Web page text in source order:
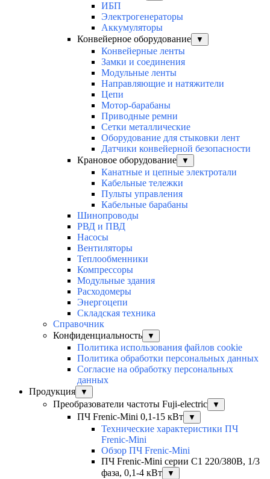
ИБП
Электрогенераторы
Аккумуляторы
Конвейерное оборудование
▼
Конвейерные ленты
Замки и соединения
Модульные ленты
Направляющие и натяжители
Цепи
Мотор-барабаны
Приводные ремни
Сетки металлические
Оборудование для стыковки лент
Датчики конвейерной безопасности
Крановое оборудование
▼
Канатные и цепные электротали
Кабельные тележки
Пульты управления
Кабельные барабаны
Шинопроводы
РВД и ПВД
Насосы
Вентиляторы
Теплообменники
Компрессоры
Модульные здания
Расходомеры
Энергоцепи
Складская техника
Справочник
Конфиденциальность
▼
Политика использования файлов cookie
Политика обработки персональных данных
Согласие на обработку персональных
данных
Продукция
▼
Преобразователи частоты Fuji-electric ▼
ПЧ Frenic-Mini 0,1-15 кВт ▼
Технические характеристики ПЧ
Frenic-Mini
Обзор ПЧ Frenic-Mini
ПЧ Frenic-Mini серии C1 220/380В, 1/3
фаза, 0,1-4 кВт
▼